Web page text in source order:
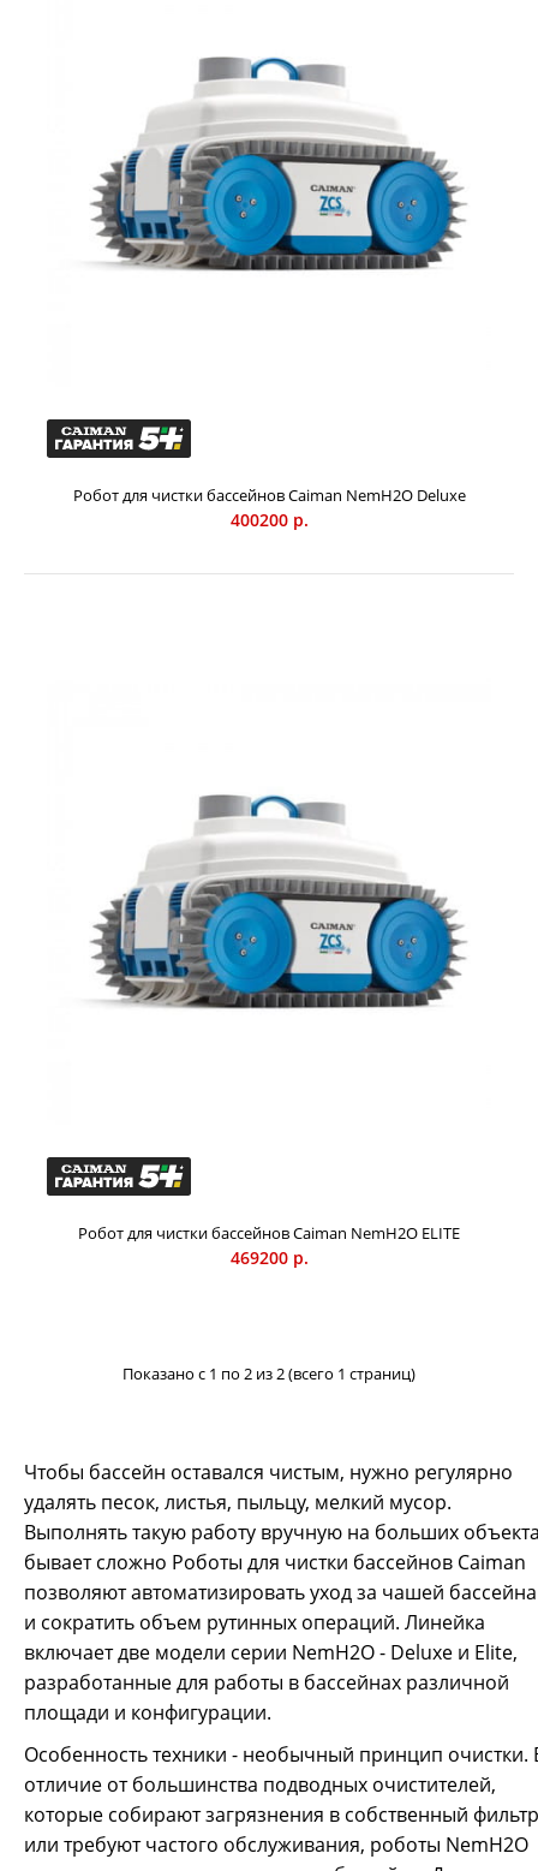
самостоятельный подводный очиститель для бассейнов
любой формы (длиной до 25 м, глубиной до 10 м),
назначения и конфигурации: частные, спортивные,
биобассейны, с вертикальными, пологими и даже
ступенчатыми стенками. Он способен перемещаться и по
горизонтальной, и по вертикальной поверхностям, даже
по ступеням, по гладкому или шероховатому дну.
Принцип действия робота состоит в том, что он при
помощи двух мощных турбин поднимает со дна все
загрязнения, а затем передает их к поверхности бассейна,
Робот для чистки бассейнов Caiman NemH2O ELITE
Робот для чистки бассейнов Caiman NemH2O Deluxe
400200 р.
Робот для чистки бассейнов Caiman NemH2O ELITE
469200 р.
Показано с 1 по 2 из 2 (всего 1 страниц)
Чтобы бассейн оставался чистым, нужно регулярно
удалять песок, листья, пыльцу, мелкий мусор.
Выполнять такую работу вручную на больших
бывает сложно Роботы для чистки бассейнов Caiman
позволяют автоматизировать уход за чашей бассейна
и сократить объем рутинных операций. Линейка
включает две модели серии NemH2O - Deluxe и Elite,
разработанные для работы в бассейнах различной
площади и конфигурации.
Особенность техники - необычный принцип очистки.
отличие от большинства подводных очистителей,
которые собирают загрязнения в собственный фильтр
или требуют частого обслуживания, роботы NemH2O